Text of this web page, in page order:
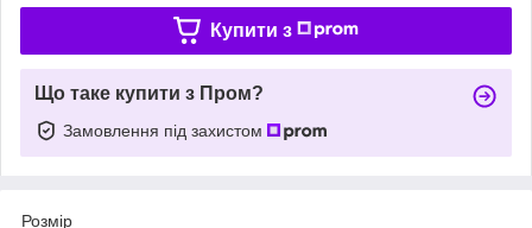
Купити з
Що таке купити з Пром?
Замовлення під захистом
Розмір